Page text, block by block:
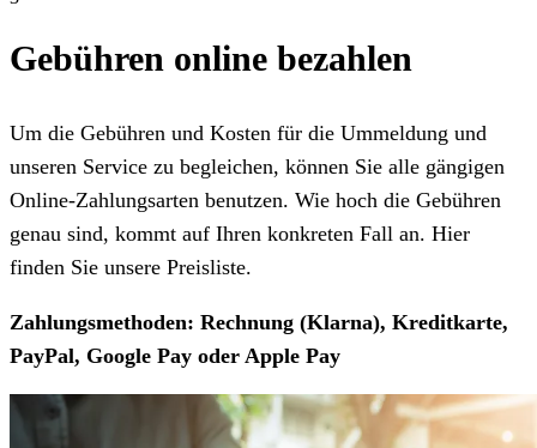
Gebühren online bezahlen
Um die Gebühren und Kosten für die Ummeldung und
unseren Service zu begleichen, können Sie alle gängigen
Online-Zahlungsarten benutzen. Wie hoch die Gebühren
genau sind, kommt auf Ihren konkreten Fall an. Hier
finden Sie unsere Preisliste.
Zahlungsmethoden: Rechnung (Klarna), Kreditkarte,
PayPal, Google Pay oder Apple Pay